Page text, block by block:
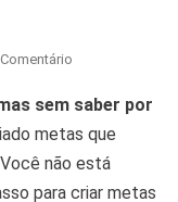
Em
Estabelecer
Metas
Pessoais
Eficientes
sem saber por
metas que
não está
para criar metas